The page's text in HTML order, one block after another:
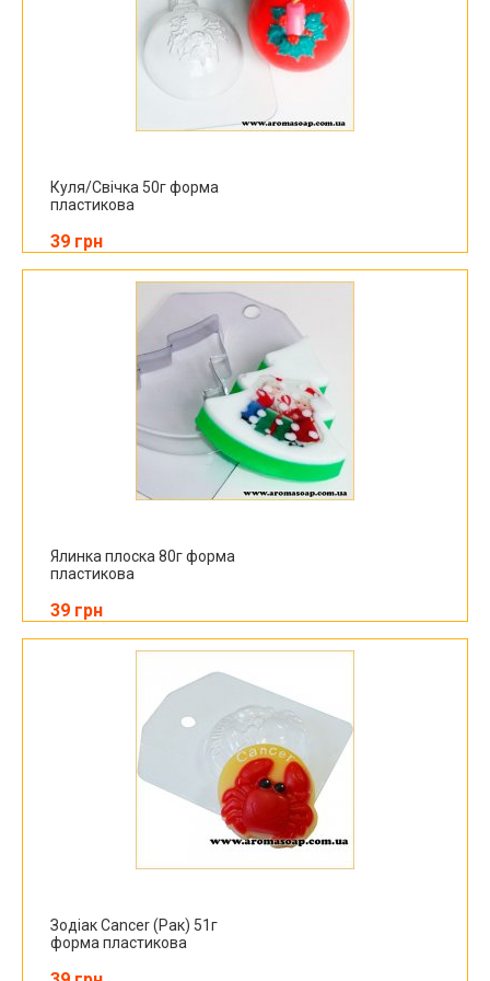
Куля/Свічка 50г форма
пластикова
39 грн
Ялинка плоска 80г форма
пластикова
39 грн
Зодіак Cancer (Рак) 51г
форма пластикова